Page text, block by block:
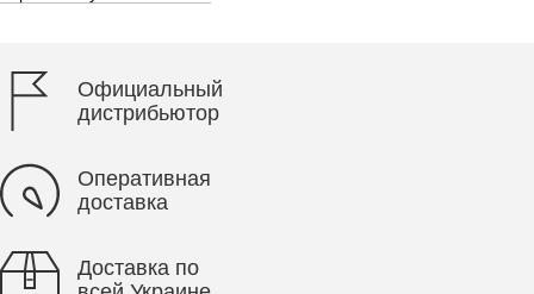
Официальный
дистрибьютор
Оперативная
доставка
Доставка по